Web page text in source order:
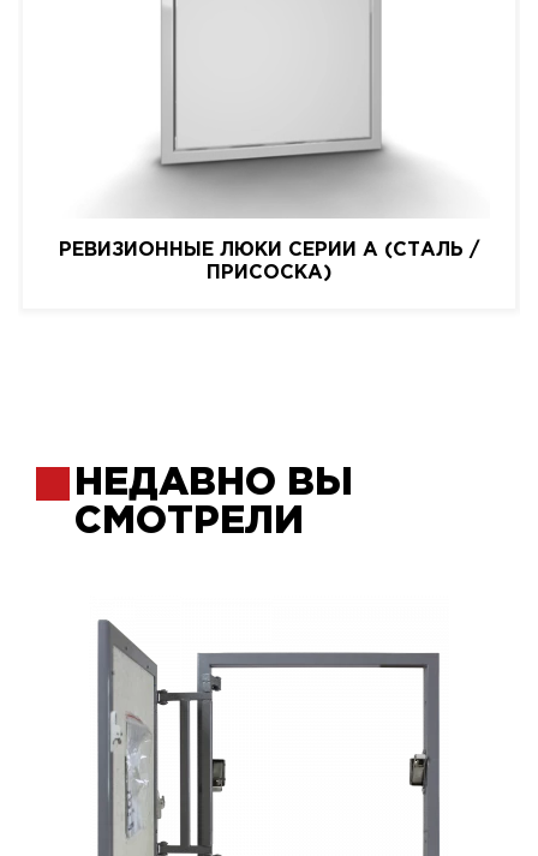
РЕВИЗИОННЫЕ ЛЮКИ СЕРИИ A (СТАЛЬ /
ПРИСОСКА)
НЕДАВНО ВЫ
СМОТРЕЛИ